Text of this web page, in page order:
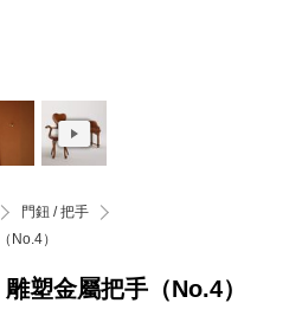
門鈕 / 把手
No.4）
塑金屬把手（No.4）